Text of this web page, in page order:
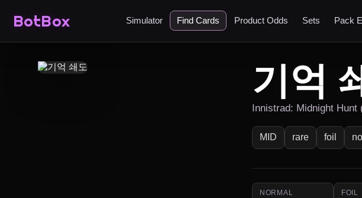
BotBox Simulator Find Cards Product Odds Sets Pack
기억
Innistrad: Midnight
MID rare foil
NORMAL FOIL